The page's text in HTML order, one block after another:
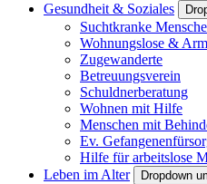
Gesundheit & Soziales
Suchtkranke
Wohnungslose &
Zugewanderte
Betreuungsverein
Schuldnerberatung
Wohnen mit Hilfe
Menschen mit
Ev.
Hilfe für arbeitslose
Leben im Alter
Dropdown